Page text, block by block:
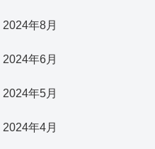
2024年8月
2024年6月
2024年5月
2024年4月